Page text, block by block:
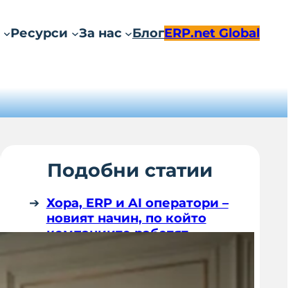
Ресурси За нас БлогERP.net Global
Подобни статии
Хора, ERP и AI оператори –
новият начин, по който
компаниите работят
невидимо ERP